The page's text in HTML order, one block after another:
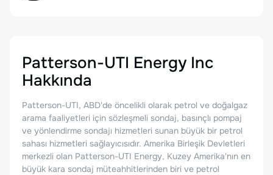
Patterson-UTI Energy Inc
Hakkında
Patterson-UTI, ABD'de öncelikli olarak petrol ve doğalgaz
arama faaliyetleri için sözleşmeli sondaj, basınçlı pompaj
ve yönlendirme sondajı hizmetleri sunan büyük bir petrol
sahası hizmetleri sağlayıcısıdır. Amerika Birleşik Devletleri
merkezli olan Patterson-UTI Energy, Kuzey Amerika'nın en
büyük kara sondaj müteahhitlerinden biri ve petrol